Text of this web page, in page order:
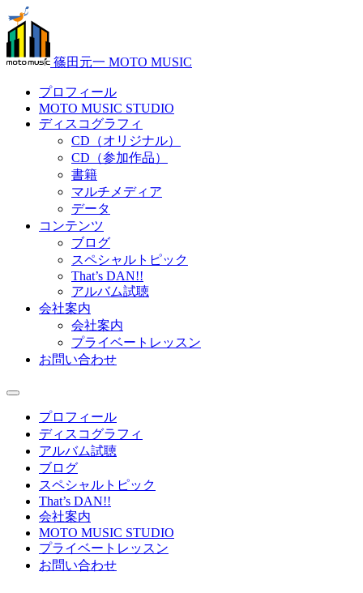
篠田元一 MOTO MUSIC
プロフィール
MOTO MUSIC STUDIO
ディスコグラフィ
CD（オリジナル）
CD（参加作品）
書籍
マルチメディア
データ
コンテンツ
ブログ
スペシャルトピック
That’s DAN!!
アルバム試聴
会社案内
会社案内
プライベートレッスン
お問い合わせ
プロフィール
ディスコグラフィ
アルバム試聴
ブログ
スペシャルトピック
That’s DAN!!
会社案内
MOTO MUSIC STUDIO
プライベートレッスン
お問い合わせ